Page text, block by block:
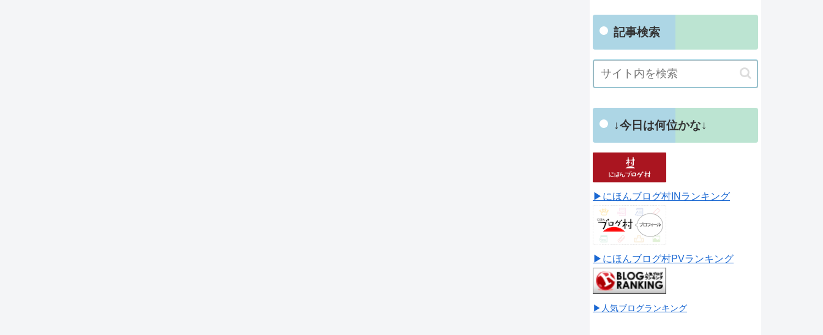
記事検索
↓今日は何位かな↓
▶にほんブログ村INランキング
▶にほんブログ村PVランキング
▶人気ブログランキング